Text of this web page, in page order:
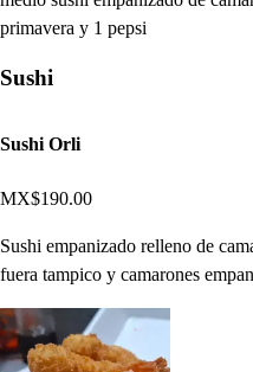
primavera y 1 pepsi
Sushi
Sushi Orli
MX$190.00
Sushi empanizado relleno de
fuera tampico y camarones